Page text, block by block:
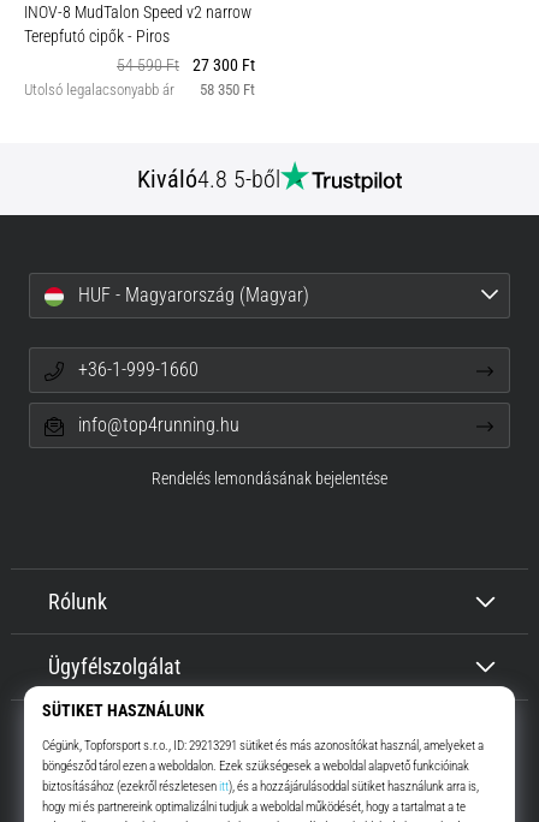
INOV-8 MudTalon Speed v2 narrow
Terepfutó cipők- Piros
54 590 Ft
27 300 Ft
Utolsó legalacsonyabb ár 58 350 Ft
Kiváló4.8 5-ből
Rólunk
Ügyfélszolgálat
HUF - Magyarország (Magyar)
+36-1-999-1660
info@top4running.hu
Rendelés lemondásának bejelentése